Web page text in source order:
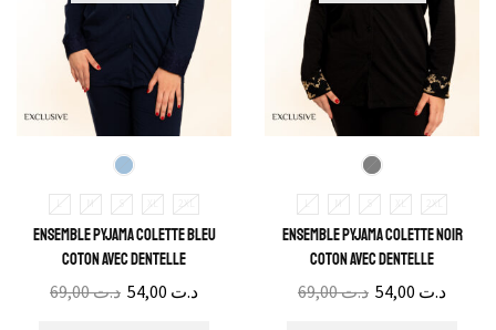
L M S XL 2XL
Ensemble Pyjama Colette Bleu
Coton avec Dentelle
د.ت69,00 د.ت
L M S XL 2XL
Ensemble Pyjama Colette Noir
Coton avec Dentelle
د.ت69,00 د.ت